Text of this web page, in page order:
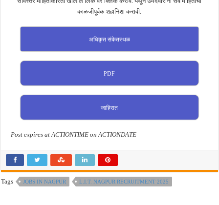
काळजीपूर्वक शहानिशा करावी.
अधिकृत संकेतस्थळ
PDF
जाहिरात
Post expires at ACTIONTIME on ACTIONDATE
Tags JOBS IN NAGPUR L.I.T. NAGPUR RECRUITMENT 2025